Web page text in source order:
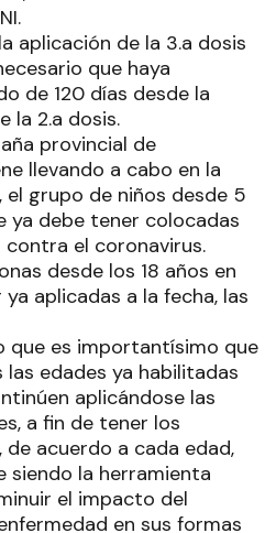
aplicación de la 3.a dosis
que haya
de 120 días desde la
la 2.a dosis.
provincial de
llevando a cabo en la
el grupo de niños desde 5
ya debe tener colocadas
el coronavirus.
desde los 18 años en
aplicadas a la fecha, las
que es importantísimo que
edades ya habilitadas
aplicándose las
a fin de tener los
acuerdo a cada edad,
siendo la herramienta
el impacto del
en sus formas